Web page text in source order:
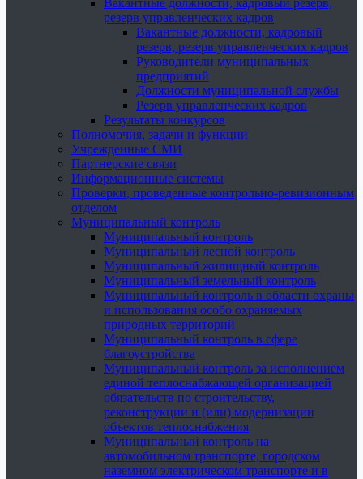
Вакантные должности, кадровый резерв,
резерв управленческих кадров
Вакантные должности, кадровый
резерв, резерв управленческих кадров
Руководители муниципальных
предприятий
Должности муниципальной службы
Резерв управленческих кадров
Результаты конкурсов
Полномочия, задачи и функции
Учрежденные СМИ
Партнерские связи
Информационные системы
Проверки, проведенные контрольно-ревизионным
отделом
Муниципальный контроль
Муниципальный контроль
Муниципальный лесной контроль
Муниципальный жилищный контроль
Муниципальный земельный контроль
Муниципальный контроль в области охраны
и использования особо охраняемых
природных территорий
Муниципальный контроль в сфере
благоустройства
Муниципальный контроль за исполнением
единой теплоснабжающей организацией
обязательств по строительству,
реконструкции и (или) модернизации
объектов теплоснабжения
Муниципальный контроль на
автомобильном транспорте, городском
наземном электрическом транспорте и в